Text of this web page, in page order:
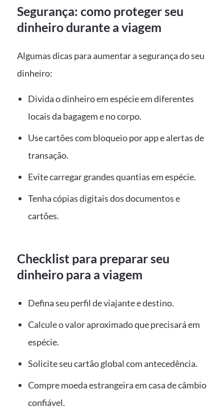
Segurança: como proteger seu
dinheiro durante a viagem
Algumas dicas para aumentar a segurança do seu
dinheiro:
Divida o dinheiro em espécie em diferentes
locais da bagagem e no corpo.
Use cartões com bloqueio por app e alertas de
transação.
Evite carregar grandes quantias em espécie.
Tenha cópias digitais dos documentos e
cartões.
Checklist para preparar seu
dinheiro para a viagem
Defina seu perfil de viajante e destino.
Calcule o valor aproximado que precisará em
espécie.
Solicite seu cartão global com antecedência.
Compre moeda estrangeira em casa de câmbio
confiável.